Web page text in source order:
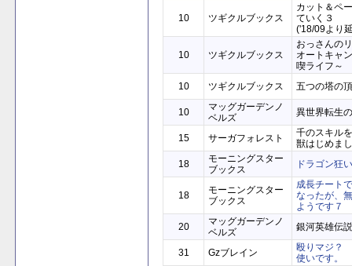
10 ツギクルブックス
カット＆ペ
ていく３
('18/09より
10 ツギクルブックス
おっさんの
オートキャ
喫ライフ～
10
ツギクルブックス 五つの塔の
10
マッグガーデンノ
ベルズ
異世界転生
15 サーガフォレスト
千のスキル
獣はじめま
18
モーニングスター
ブックス
ドラゴン狂
18
モーニングスター
ブックス
成長チート
なったが、
ようです７
20
マッグガーデンノ
ベルズ
銀河英雄伝
31 Gzブレイン
殴りマジ？
使いです。